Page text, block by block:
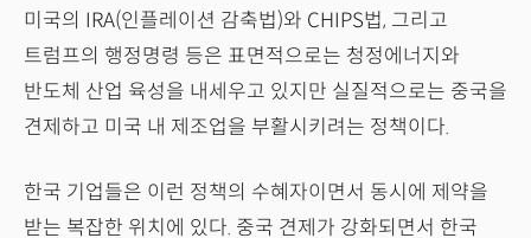
미국의 IRA(인플레이션 감축법)와 CHIPS법, 그리고
트럼프의 행정명령 등은 표면적으로는 청정에너지와
반도체 산업 육성을 내세우고 있지만 실질적으로는 중국을
견제하고 미국 내 제조업을 부활시키려는 정책이다.
한국 기업들은 이런 정책의 수혜자이면서 동시에 제약을
받는 복잡한 위치에 있다. 중국 견제가 강화되면서 한국